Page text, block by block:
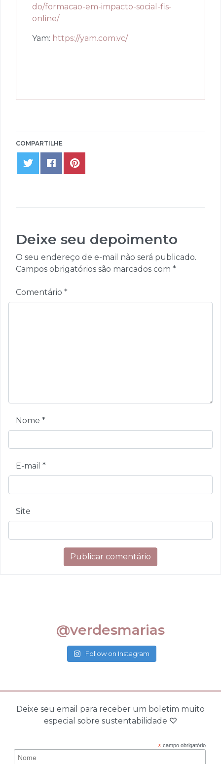
do/formacao-em-impacto-social-fis-
online/
Yam: https://yam.com.vc/
COMPARTILHE
Share on
Twitter Share on
Facebook
Deixe seu depoimento
O seu endereço de e-mail não será publicado.
Campos obrigatórios são marcados com *
Comentário *
Nome *
E-mail *
Site
@verdesmarias
Follow on Instagram
Deixe seu email para receber um boletim muito
especial sobre sustentabilidade ♡
*campo obrigatório
Nome